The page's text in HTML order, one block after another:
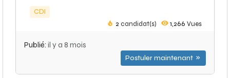
CDI
2 candidat(s) 1,266 Vues
Publié: il y a 8 mois
Postuler maintenant